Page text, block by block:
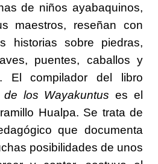
de niños ayabaquinos,
maestros, reseñan con
historias sobre piedras,
puentes, caballos y
El compilador del libro
de los Wayakuntus es el
Hualpa. Se trata de
que documenta
posibilidades de unos